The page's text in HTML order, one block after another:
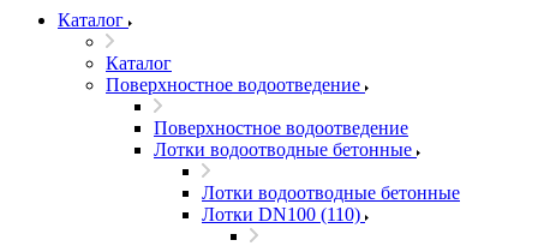
Каталог
Каталог
Поверхностное водоотведение
Поверхностное водоотведение
Лотки водоотводные бетонные
Лотки водоотводные бетонные
Лотки DN100 (110)